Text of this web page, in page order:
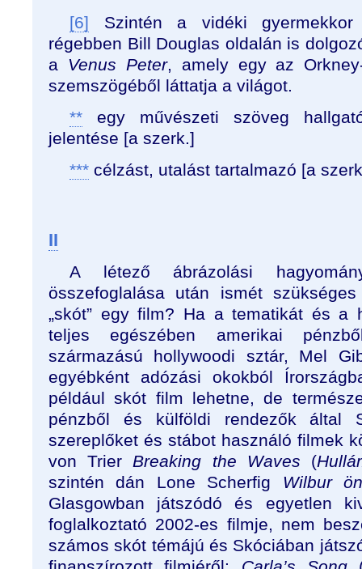
[6] Szintén a vidéki
régebben Bill Douglas oldalán is
a Venus Peter, amely egy az
szemszögéből láttatja a világot.
** egy művészeti szöveg
jelentése [a szerk.]
*** célzást, utalást tartalmazó [a
II
A létező ábrázolási
összefoglalása után ismét
„skót” egy film? Ha a tematikát és a
teljes egészében amerikai
származású hollywoodi sztár, Mel
egyébként adózási okokból
például skót film lehetne, de
pénzből és külföldi rendezők által
szereplőket és stábot használó filmek
von Trier Breaking the Waves (
szintén dán Lone Scherfig Wilbur
Glasgowban játszódó és egyetlen
foglalkoztató 2002-es filmje, nem
számos skót témájú és Skóciában